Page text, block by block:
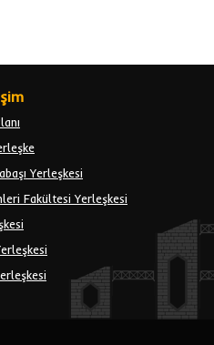
Yerleşkesi
Fakültesi Yerleşkesi